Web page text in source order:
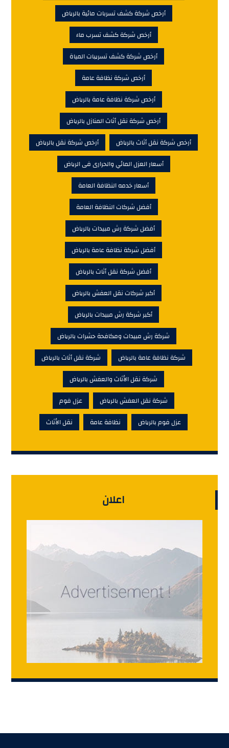
أرخص شركة كشف تسربات مائية بالرياض
أرخص شركة كشف تسرب ماء
أرخص شركة كشف تسريبات المياة
أرخص شركة نظافة عامة
أرخص شركة نظافة عامة بالرياض
أرخص شركة نقل أثاث المنازل بالرياض
أرخص شركة نقل أثاث بالرياض
أرخص شركة نقل بالرياض
أسعار العزل المائي والحرارى فى الرياض
أسعار خدمه النظافة العامة
أفضل شركات النظافة العامة
أفضل شركة رش مبيدات بالرياض
أفضل شركة نظافة عامة بالرياض
أفضل شركة نقل أثاث بالرياض
أكبر شركات نقل العفش بالرياض
أكبر شركة رش مبيدات بالرياض
شركة رش مبيدات ومكافحة حشرات بالرياض
شركة نظافة عامة بالرياض
شركة نقل أثاث بالرياض
شركة نقل الأثاث والعفش بالرياض
شركة نقل العفش بالرياض
عزل فوم
عزل فوم بالرياض
نظافة عامة نقل الأثاث
اعلان